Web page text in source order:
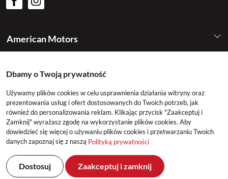
American Motors
Kategorie
Konto
Dbamy o Twoją prywatność
Używamy plików cookies w celu usprawnienia działania witryny oraz
prezentowania usług i ofert dostosowanych do Twoich potrzeb, jak
również do personalizowania reklam. Klikając przycisk "Zaakceptuj i
Zamknij" wyrażasz zgodę na wykorzystanie plików cookies. Aby
dowiedzieć się więcej o używaniu plików cookies i przetwarzaniu Twoich
danych zapoznaj się z naszą Polityką prywatności
Dostosuj Zaakceptuj i zamknij